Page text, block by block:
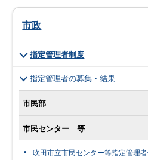
市政
指定管理者制度
指定管理者の募集・結果
市民部
市民センター 等
吹田市立市民センター等指定管理